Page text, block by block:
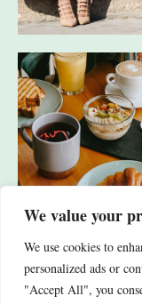
We value your
We use cookies to
personalized ads or
"Accept All", you
JA, ICH HABE